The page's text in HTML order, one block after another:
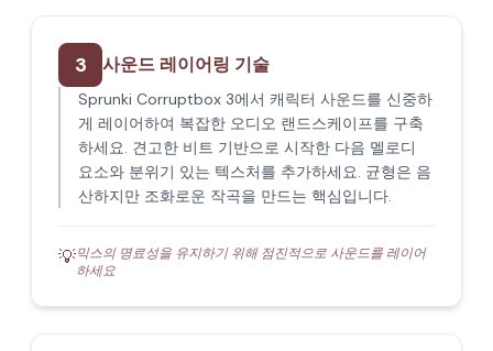
3 사운드 레이어링 기술
Sprunki Corruptbox 3에서 캐릭터 사운드를 신중하
게 레이어하여 복잡한 오디오 랜드스케이프를 구축
하세요. 견고한 비트 기반으로 시작한 다음 멜로디
요소와 분위기 있는 텍스처를 추가하세요. 균형은 음
산하지만 조화로운 작곡을 만드는 핵심입니다.
💡믹스의 명료성을 유지하기 위해 점진적으로 사운드를 레이어
하세요